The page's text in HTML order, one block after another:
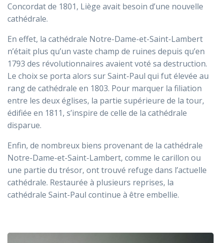
Concordat de 1801, Liège avait besoin d’une nouvelle
cathédrale.
En effet, la cathédrale Notre-Dame-et-Saint-Lambert
n’était plus qu’un vaste champ de ruines depuis qu’en
1793 des révolutionnaires avaient voté sa destruction.
Le choix se porta alors sur Saint-Paul qui fut élevée au
rang de cathédrale en 1803. Pour marquer la filiation
entre les deux églises, la partie supérieure de la tour,
édifiée en 1811, s’inspire de celle de la cathédrale
disparue.
Enfin, de nombreux biens provenant de la cathédrale
Notre-Dame-et-Saint-Lambert, comme le carillon ou
une partie du trésor, ont trouvé refuge dans l’actuelle
cathédrale. Restaurée à plusieurs reprises, la
cathédrale Saint-Paul continue à être embellie.